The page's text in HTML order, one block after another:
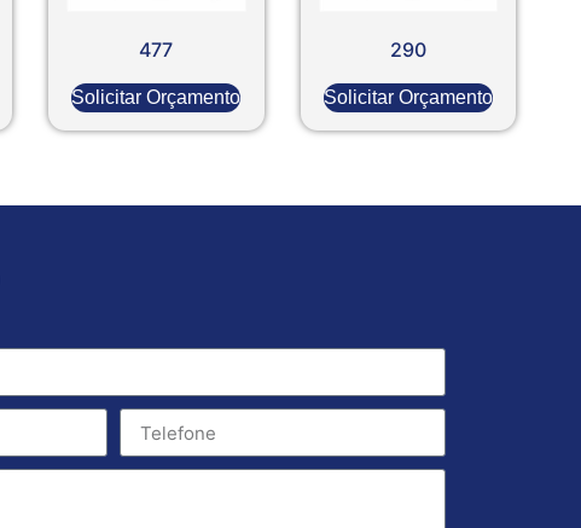
477
Solicitar Orçamento
290
Solicitar Orçamento